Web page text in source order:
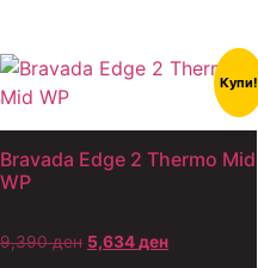
Купи!
Bravada Edge 2 Thermo Mid
WP
9,390ден 5,634ден